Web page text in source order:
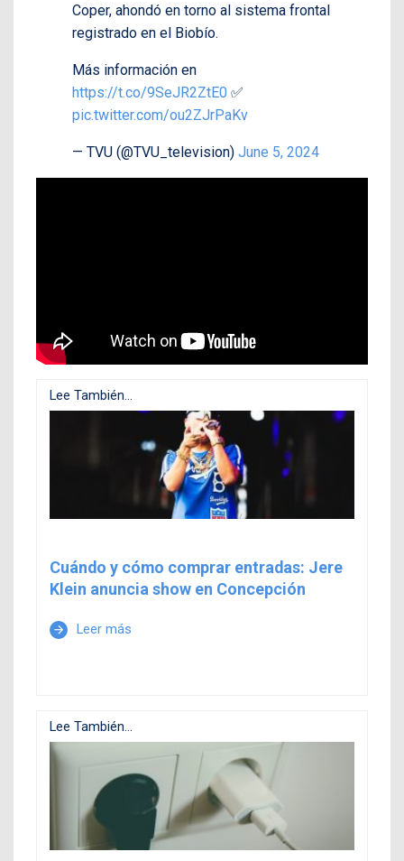
Coper, ahondó en torno al sistema frontal
registrado en el Biobío.
Más información en
https://t.co/9SeJR2ZtE0 ✅
pic.twitter.com/ou2ZJrPaKv
— TVU (@TVU_television) June 5, 2024
Lee También...
Cuándo y cómo comprar entradas: Jere
Klein anuncia show en Concepción
arrow_forward Leer más
Lee También...